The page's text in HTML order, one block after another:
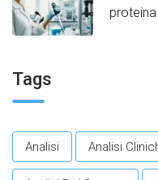
Tags
Analisi Analisi